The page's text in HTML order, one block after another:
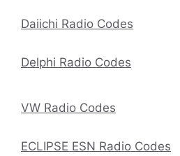
Daiichi Radio Codes
Delphi Radio Codes
VW Radio Codes
ECLIPSE ESN Radio Codes